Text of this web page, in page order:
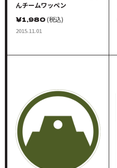
んチームワッペン
￥1,980(税込)
2015.11.01